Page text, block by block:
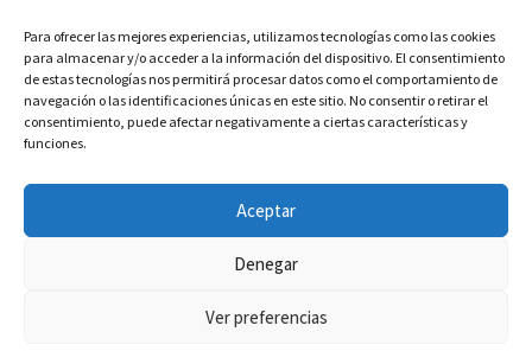
Para ofrecer las mejores experiencias, utilizamos tecnologías como las cookies
para almacenar y/o acceder a la información del dispositivo. El consentimiento
de estas tecnologías nos permitirá procesar datos como el comportamiento de
navegación o las identificaciones únicas en este sitio. No consentir o retirar el
consentimiento, puede afectar negativamente a ciertas características y
funciones.
Aceptar
Denegar
Ver preferencias
RED DE DISTRIBUCIÓN